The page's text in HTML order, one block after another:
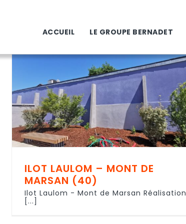
ACCUEIL
LE GROUPE BERNADET
ILOT LAULOM – MONT DE
MARSAN (40)
Ilot Laulom - Mont de Marsan Réalisation
[...]